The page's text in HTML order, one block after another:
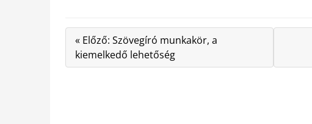
« Előző: Szövegíró munkakör, a
kiemelkedő lehetőség